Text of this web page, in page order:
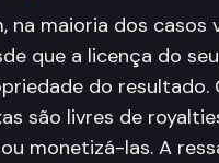
na maioria dos
que a licença do
do resultado.
são livres de
monetizá-las. A